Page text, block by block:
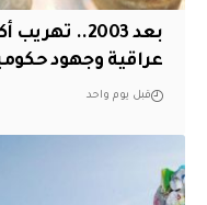
عراقية وجهود
قبل يوم واحد